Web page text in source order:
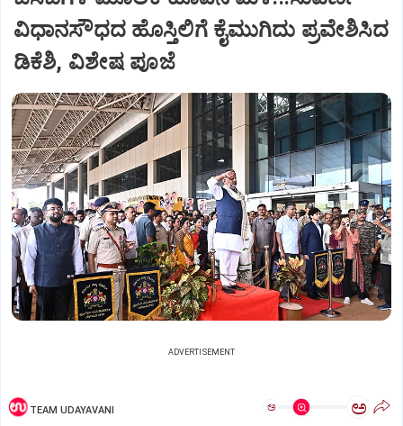
ವಿಧಾನಸೌಧದ ಹೊಸ್ತಿಲಿಗೆ ಕೈಮುಗಿದು ಪ್ರವೇಶಿಸಿದ
ಡಿಕೆಶಿ, ವಿಶೇಷ ಪೂಜೆ
ADVERTISEMENT
TEAM UDAYAVANI ಅ ಅ